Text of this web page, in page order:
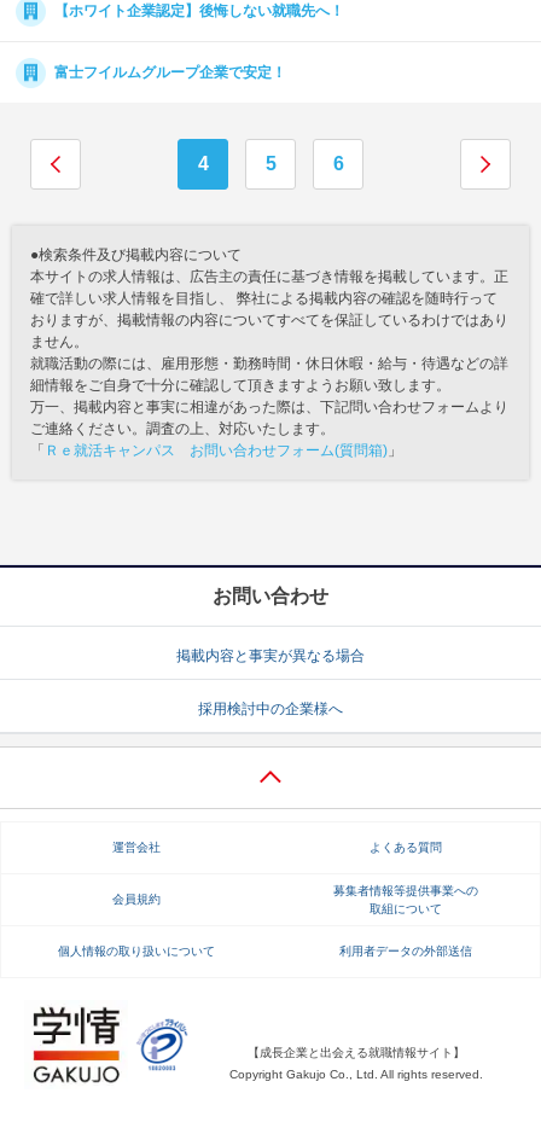
【ホワイト企業認定】後悔しない就職先へ！
富士フイルムグループ企業で安定！
4 5 6
●検索条件及び掲載内容について
本サイトの求人情報は、広告主の責任に基づき情報を掲載しています。正
確で詳しい求人情報を目指し、 弊社による掲載内容の確認を随時行って
おりますが、掲載情報の内容についてすべてを保証しているわけではあり
ません。
就職活動の際には、雇用形態・勤務時間・休日休暇・給与・待遇などの詳
細情報をご自身で十分に確認して頂きますようお願い致します。
万一、掲載内容と事実に相違があった際は、下記問い合わせフォームより
ご連絡ください。調査の上、対応いたします。
「 Ｒｅ就活キャンパス お問い合わせフォーム(質問箱) 」
お問い合わせ
掲載内容と事実が異なる場合
採用検討中の企業様へ
運営会社 よくある質問
会員規約
募集者情報等提供事業への
取組について
個人情報の取り扱いについて 利用者データの外部送信
【成長企業と出会える就職情報サイト】
Copyright Gakujo Co., Ltd. All rights reserved.